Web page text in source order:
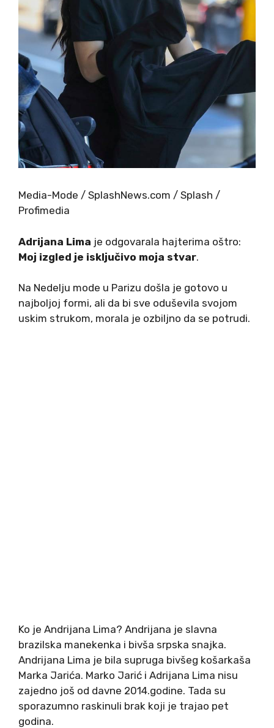
Media-Mode / SplashNews.com / Splash /
Profimedia
Adrijana Lima je odgovarala hajterima oštro:
Moj izgled je isključivo moja stvar.
Na Nedelju mode u Parizu došla je gotovo u
najboljoj formi, ali da bi sve oduševila svojom
uskim strukom, morala je ozbiljno da se potrudi.
Ko je Andrijana Lima? Andrijana je slavna
brazilska manekenka i bivša srpska snajka.
Andrijana Lima je bila supruga bivšeg košarkaša
Marka Jarića. Marko Jarić i Adrijana Lima nisu
zajedno još od davne 2014.godine. Tada su
sporazumno raskinuli brak koji je trajao pet
godina.